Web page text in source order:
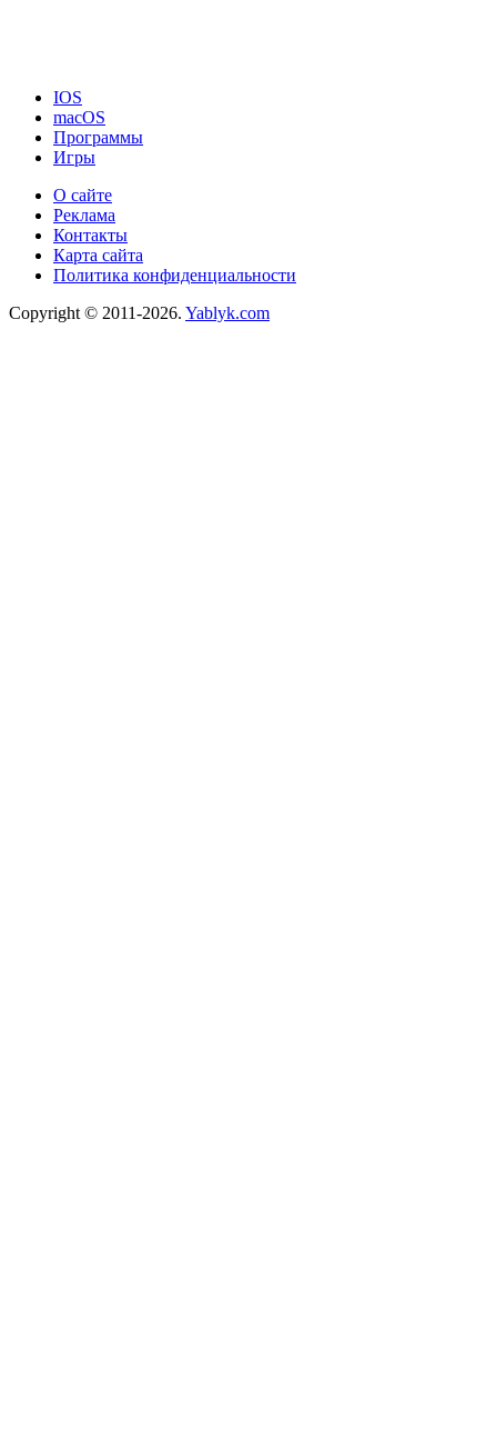
IOS
macOS
Программы
Игры
О сайте
Реклама
Контакты
Карта сайта
Политика конфиденциальности
Copyright © 2011-2026. Yablyk.сom